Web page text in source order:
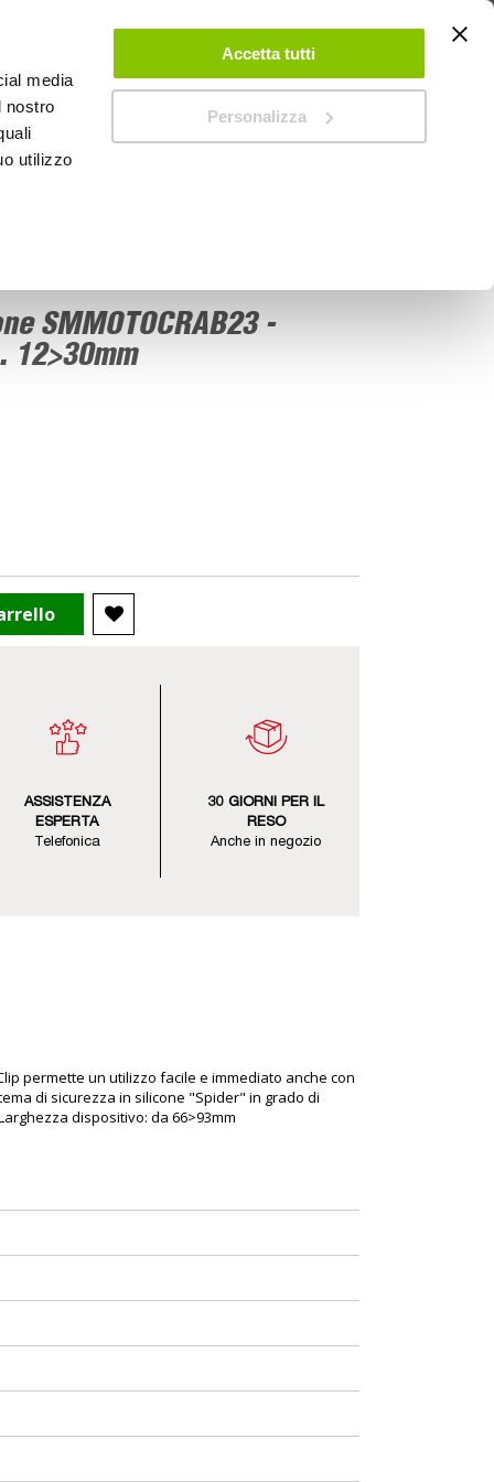
media
nostro
utilizzo
Accetta tutti
Personalizza
CONTATTACI NEGOZI IL MIO NEGOZIO
SMMOTOCRAB23 -
12>30mm
ASSISTENZA
ESPERTA
Telefonica
30 GIORNI PER IL
RESO
Anche in negozio
permette un utilizzo facile e immediato anche con
di sicurezza in silicone "Spider" in grado di
dispositivo: da 66>93mm